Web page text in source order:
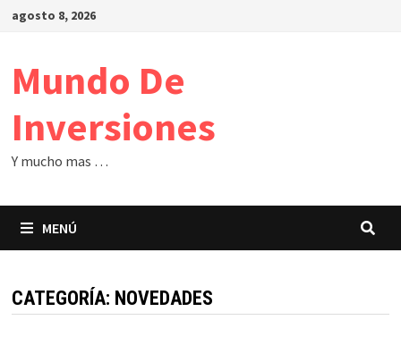
Saltar
agosto 8, 2026
Mundo De
Inversiones
Y mucho mas …
MENÚ
CATEGORÍA: NOVEDADES